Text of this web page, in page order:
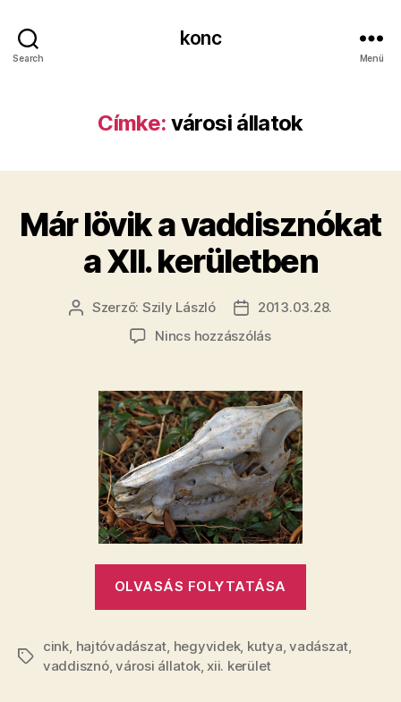
Search
konc
Menü
Címke: városi állatok
Már lövik a vaddisznókat
a XII. kerületben
Bejegyzés
Szerző: Szily László
Bejegyzés
dátuma
2013.03.28.
Nincs hozzászólása(z)
a
vaddisznókat
a
XII.
kerületben
bejegyzéshez
OLVASÁS FOLYTATÁSA
Címkék
cink, hajtóvadászat, hegyvidek, kutya,vadászat,
vaddisznó,városi állatok, xii. kerület